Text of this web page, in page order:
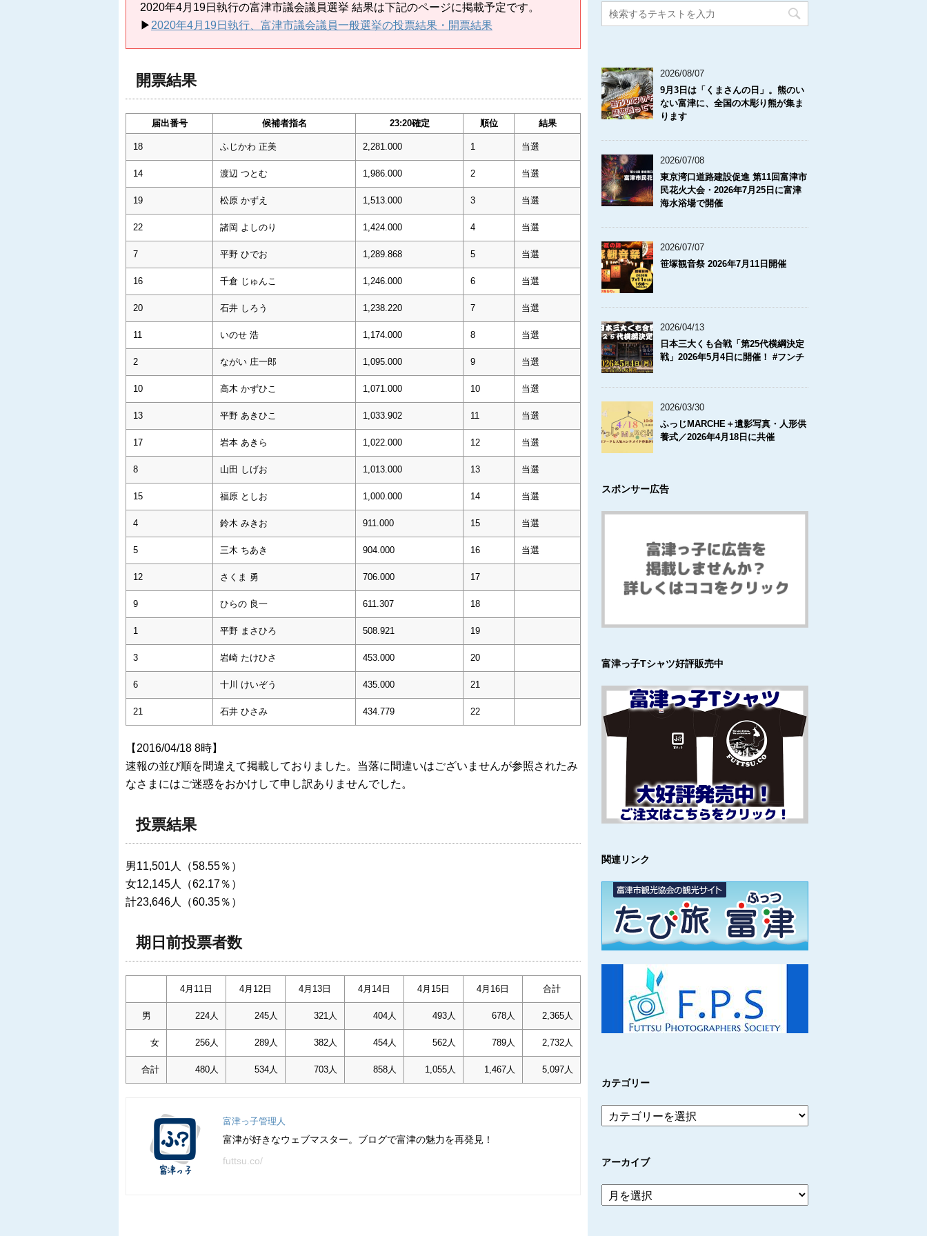
2020年4月19日執行の富津市議会議員選挙 結果は下記のページに掲載予定です。
▶ 2020年4月19日執行、富津市議会議員一般選挙の投票結果・開票結果
開票結果
届出番号 候補者指名 23:20確定 順位 結果
18 ふじかわ 正美 2,281.000 1 当選
14 渡辺 つとむ 1,986.000 2 当選
19 松原 かずえ 1,513.000 3 当選
22 諸岡 よしのり 1,424.000 4 当選
7 平野 ひでお 1,289.868 5 当選
16 千倉 じゅんこ 1,246.000 6 当選
20 石井 しろう 1,238.220 7 当選
11 いのせ 浩 1,174.000 8 当選
2 ながい 庄一郎 1,095.000 9 当選
10 高木 かずひこ 1,071.000 10 当選
13 平野 あきひこ 1,033.902 11 当選
17 岩本 あきら 1,022.000 12 当選
8 山田 しげお 1,013.000 13 当選
15 福原 としお 1,000.000 14 当選
4 鈴木 みきお 911.000 15 当選
5 三木 ちあき 904.000 16 当選
12 さくま 勇 706.000 17
9 ひらの 良一 611.307 18
1 平野 まさひろ 508.921 19
3 岩崎 たけひさ 453.000 20
6 十川 けいぞう 435.000 21
21 石井 ひさみ 434.779 22
【2016/04/18 8時】
速報の並び順を間違えて掲載しておりました。当落に間違いはございませんが参照されたみ
なさまにはご迷惑をおかけして申し訳ありませんでした。
投票結果
男11,501人（58.55％）
女12,145人（62.17％）
計23,646人（60.35％）
期日前投票者数
4月11日 4月12日 4月13日 4月14日 4月15日 4月16日 合計
男 224人 245人 321人 404人 493人 678人 2,365人
女 256人 289人 382人 454人 562人 789人 2,732人
合計 480人 534人 703人 858人 1,055人 1,467人 5,097人
富津っ子管理人
富津が好きなウェブマスター。ブログで富津の魅力を再発見！
futtsu.co/
2026/08/07
9月3日は「くまさんの日」。熊のい
ない富津に、全国の木彫り熊が集ま
ります
2026/07/08
東京湾口道路建設促進 第11回富津市
民花火大会・2026年7月25日に富津
海水浴場で開催
2026/07/07
笹塚観音祭 2026年7月11日開催
2026/04/13
日本三大くも合戦「第25代横綱決定
戦」2026年5月4日に開催！ #フンチ
2026/03/30
ふっじMARCHE＋遺影写真・人形供
養式／2026年4月18日に共催
スポンサー広告
富津っ子Tシャツ好評販売中
関連リンク
カテゴリー
アーカイブ
ア
ー